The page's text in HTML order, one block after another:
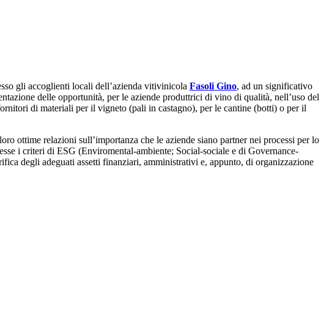
gli accoglienti locali dell’azienda vitivinicola Fasoli Gino, ad un significativo
delle opportunità, per le aziende produttrici di vino di qualità, nell’uso del
di materiali per il vigneto (pali in castagno), per le cantine (botti) o per il
ottime relazioni sull’importanza che le aziende siano partner nei processi per lo
i criteri di ESG (Enviromental-ambiente; Social-sociale e di Governance-
degli adeguati assetti finanziari, amministrativi e, appunto, di organizzazione